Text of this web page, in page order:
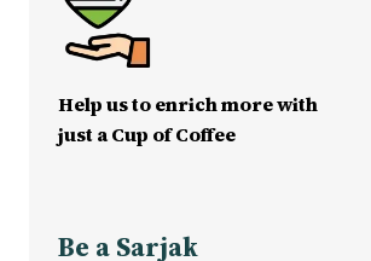
Help us to enrich more with
just a Cup of Coffee
Be a Sarjak